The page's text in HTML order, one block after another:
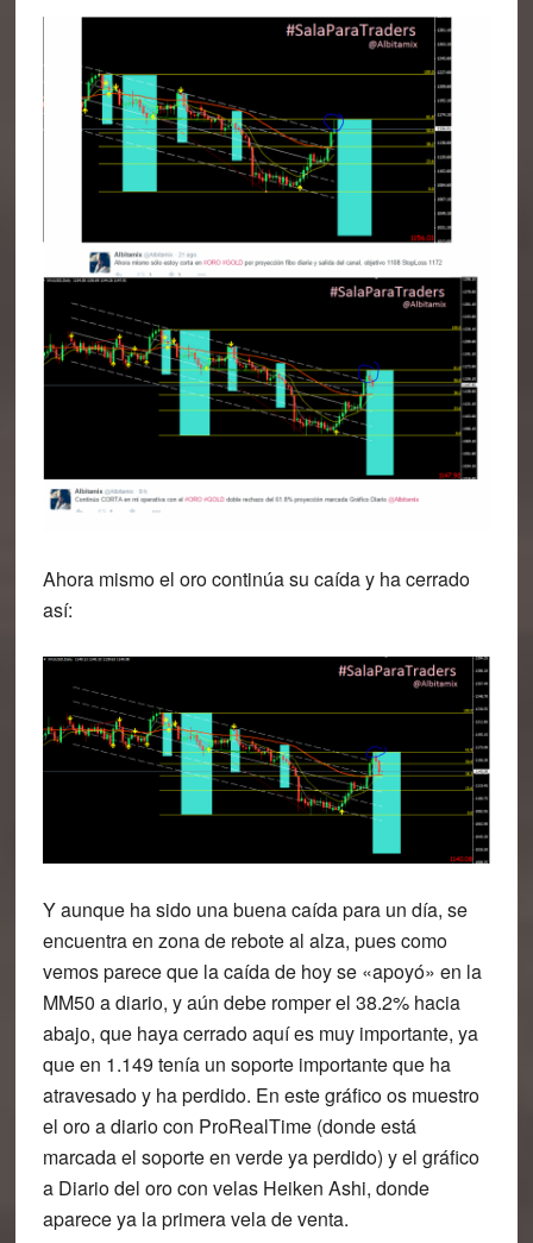
Ahora mismo el oro continúa su caída y ha cerrado
así:
Y aunque ha sido una buena caída para un día, se
encuentra en zona de rebote al alza, pues como
vemos parece que la caída de hoy se «apoyó» en la
MM50 a diario, y aún debe romper el 38.2% hacia
abajo, que haya cerrado aquí es muy importante, ya
que en 1.149 tenía un soporte importante que ha
atravesado y ha perdido. En este gráfico os muestro
el oro a diario con ProRealTime (donde está
marcada el soporte en verde ya perdido) y el gráfico
a Diario del oro con velas Heiken Ashi, donde
aparece ya la primera vela de venta.